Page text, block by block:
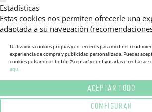
Estadísticas
Estas cookies nos permiten ofrecerle una
adaptada a su navegación
consultadas, etc).Al activar esta cookie, nos
más su experiencia.
Publicitarias
Estas cookies permiten a nuestros socios
mensajes específicos y personalizados.
Utilizamos cookies propias y de terceros para medir el
experiencia de compra y publicidad personalizada. Puedes
cookies pulsando el botón 'Aceptar' y configurarlas o rechazar
aqui.
ACEPTAR TODO
CONFIGURAR